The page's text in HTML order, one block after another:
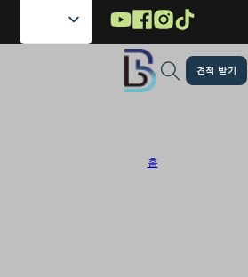
메인 콘텐츠로 건너뛰기
푸터로 건너뛰기
견적 받기
홈